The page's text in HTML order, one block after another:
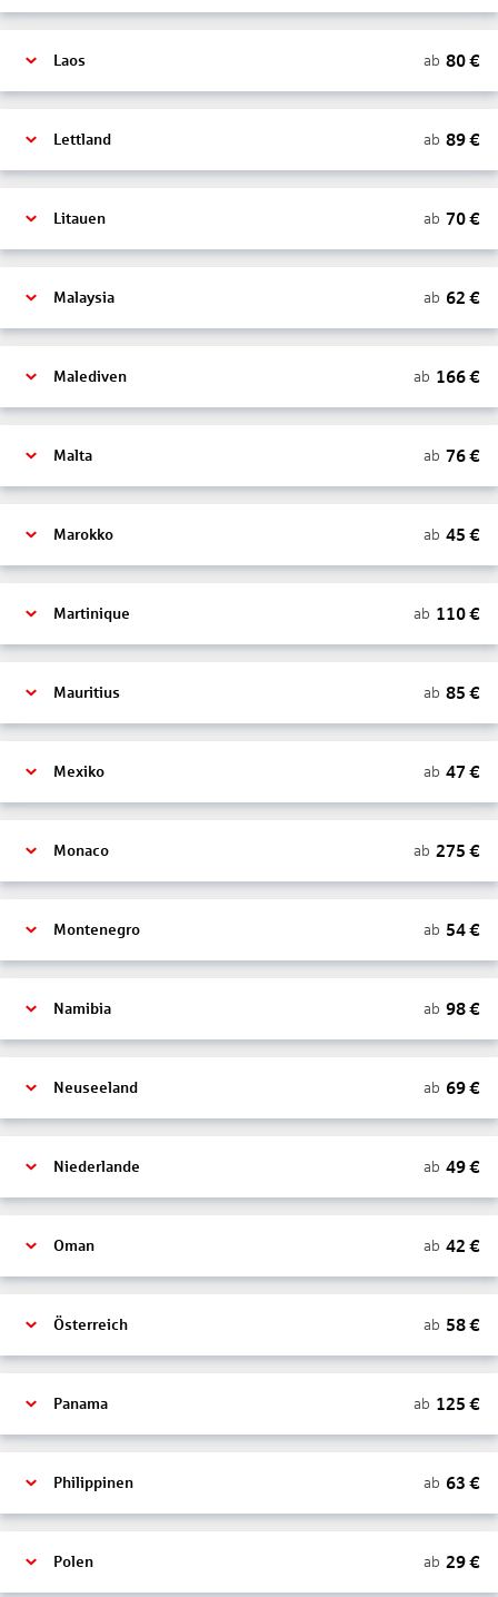
Laos ab 80€
Lettland ab 89€
Litauen ab 70€
Malaysia ab 62 €
Malediven ab 166€
Malta ab 76€
Marokko ab 45 €
Martinique ab 110€
Mauritius ab 85 €
Mexiko ab 47 €
Monaco ab 275 €
Montenegro ab 54€
Namibia ab 98€
Neuseeland ab 69€
Niederlande ab 49€
Oman ab 42 €
Österreich ab 58€
Panama ab 125 €
Philippinen ab 63 €
Polen ab 29€